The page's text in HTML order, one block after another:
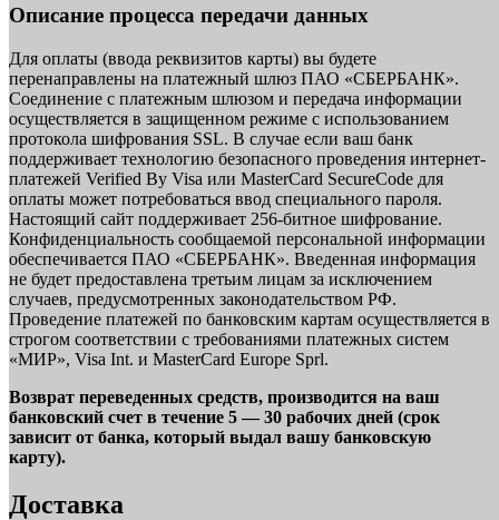
Описание процесса передачи данных
Для оплаты (ввода реквизитов карты) вы будете
перенаправлены на платежный шлюз ПАО «СБЕРБАНК».
Соединение с платежным шлюзом и передача информации
осуществляется в защищенном режиме с использованием
протокола шифрования SSL. В случае если ваш банк
поддерживает технологию безопасного проведения интернет-
платежей Verified By Visa или MasterCard SecureCode для
оплаты может потребоваться ввод специального пароля.
Настоящий сайт поддерживает 256-битное шифрование.
Конфиденциальность сообщаемой персональной информации
обеспечивается ПАО «СБЕРБАНК». Введенная информация
не будет предоставлена третьим лицам за исключением
случаев, предусмотренных законодательством РФ.
Проведение платежей по банковским картам осуществляется в
строгом соответствии с требованиями платежных систем
«МИР», Visa Int. и MasterCard Europe Sprl.
Возврат переведенных средств, производится на ваш
банковский счет в течение 5 — 30 рабочих дней (срок
зависит от банка, который выдал вашу банковскую
карту).
Доставка